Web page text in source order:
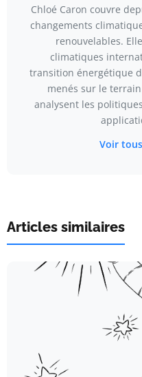
Chloé Caron couvre
changements
renouvelables.
climatiques
transition énergétique
menés sur le
analysent les
Voir
Articles similaires